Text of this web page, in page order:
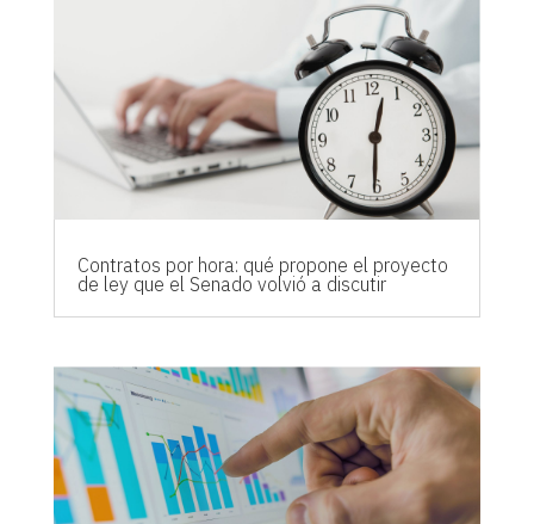
Contratos por hora: qué propone el proyecto
de ley que el Senado volvió a discutir